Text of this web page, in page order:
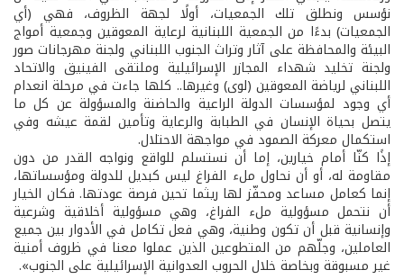
نؤسس ونطلق تلك الجمعيات، أولًا لجهة الظروف، فهي (أي
الجمعيات) بدءًا من الجمعية اللبنانية لرعاية المعوقين وجمعية أمواج
البيئة والمحافظة على آثار وتراث الجنوب اللبناني ولجنة مهرجانات صور
ولجنة تخليد شهداء المجازر الإسرائيلية وملتقى الفينيق والاتحاد
اللبناني لرياضة المعوقين (لوى) وغيرها.. كلها جاءت في مرحلة انعدام
أي وجود لمؤسسات الدولة الراعية والحاضنة والمسؤولة عن كل ما
يتصل بحياة الإنسان في الطبابة والرعاية وتأمين لقمة عيشه وفي
استكمال معركة الصمود في مواجهة الاحتلال.
إذًا كنّا أمام خيارين، إما أن نستسلم للواقع ونواجه القدر من دون
مقاومة له، أو أن نحاول ملء الفراغ ليس كبديل للدولة ومؤسساتها،
إنما كعامل مساعد ومحفّز لها ريثما تحين فرصة عودتها. فكان الخيار
أن نتحمل مسؤولية ملء الفراغ، وهي مسؤولية أخلاقية وشرعية
وإنسانية قبل أن تكون وطنية، وهي فعل تكامل في الأدوار بين جميع
العاملين، وجلّهم من المتطوعين الذين عملوا معنا في ظروف أمنية
غير مسبوقة وبخاصة خلال الحروب العدوانية الإسرائيلية على الجنوب».